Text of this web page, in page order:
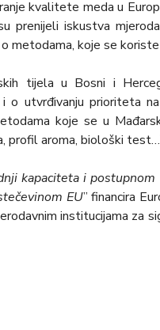
kvalitete meda u
prenijeli iskustva
metodama, koje se
tijela u Bosni i
utvrđivanju prioriteta
koje se u
profil aroma, biološki
kapaciteta i
EU” financira
institucijama za